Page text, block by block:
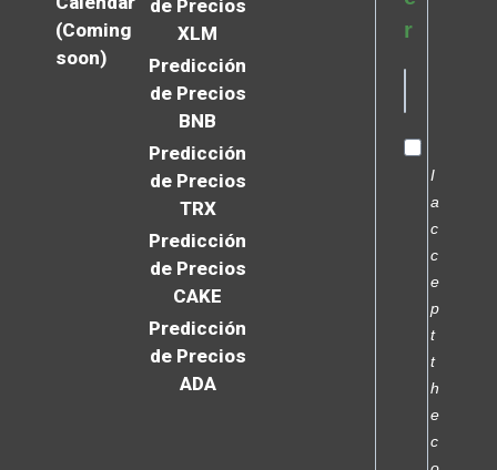
(Coming
soon)
de Precios
XLM
Predicción
de Precios
BNB
Predicción
de Precios
TRX
Predicción
de Precios
CAKE
Predicción
de Precios
ADA
r
I
a
c
c
e
p
t
t
h
e
c